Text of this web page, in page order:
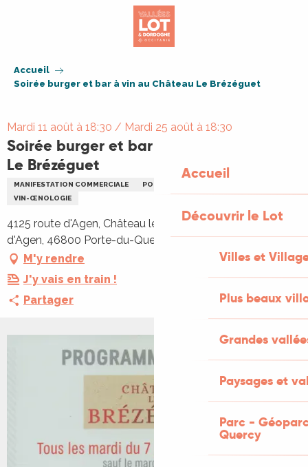
Accueil
Découvrir le Lot
Villes et
Plus beaux
Grandes
Paysages et
Parc -
Quercy
Accueil
Soirée burger et bar à vin au Château Le Brézéguet
Mardi 11 août à 18:30 / Mardi 25 août à 18:30
Soirée burger et bar à vin au Château
Le Brézéguet
MANIFESTATION COMMERCIALE PORTES OUVERTES
VIN-ŒNOLOGIE
4125 route d'Agen, Château le Brézéguet, 4125 route
d'Agen, 46800 Porte-du-Quercy
M'y rendre
J'y vais en train !
Partager